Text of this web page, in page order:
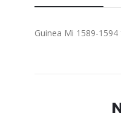
of
gallery
Guinea Mi 1589-